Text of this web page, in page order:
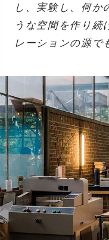
し、実験し、何か
うな空間を作り続
レーションの源で